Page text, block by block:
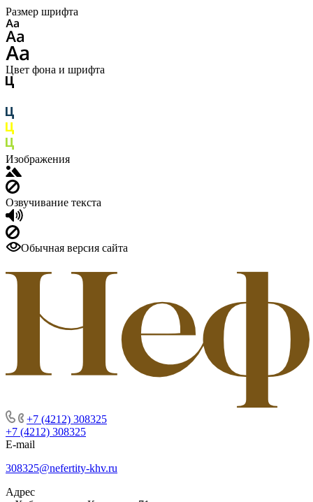
Размер шрифта
Цвет фона и шрифта
Изображения
Озвучивание текста
Обычная версия сайта
+7 (4212) 308325
+7 (4212) 308325
E-mail
308325@nefertity-khv.ru
Адрес